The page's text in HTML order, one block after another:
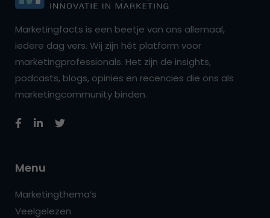
Marketingfacts is een beetje van ons allemaal,
iedere dag vers. Wij zijn hét platform voor
marketingprofessionals. Het zijn de insights,
podcasts, blogs, opinies en recencies die ons als
marketingcommunity binden.
Menu
Marketingthema’s
Veelgelezen